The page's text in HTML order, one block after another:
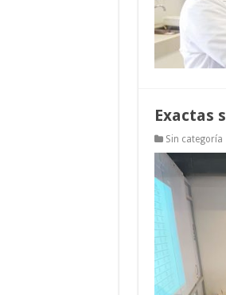
Exactas
Sin categoría